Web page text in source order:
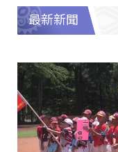
最新新聞